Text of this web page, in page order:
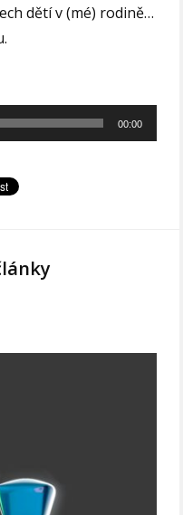
dětí v (mé) rodině…
00:00